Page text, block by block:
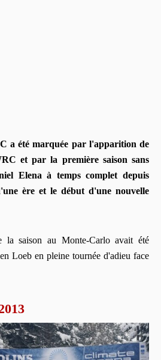
a été marquée par l'apparition de
et par la première saison sans
Elena à temps complet depuis
ère et le début d'une nouvelle
la saison au Monte-Carlo avait été
Loeb en pleine tournée d'adieu face